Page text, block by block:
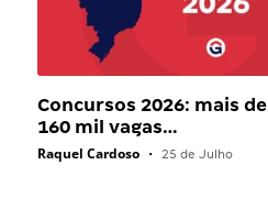
Concursos 2026: mais de
160 mil vagas…
Raquel Cardoso • 25 de Julho